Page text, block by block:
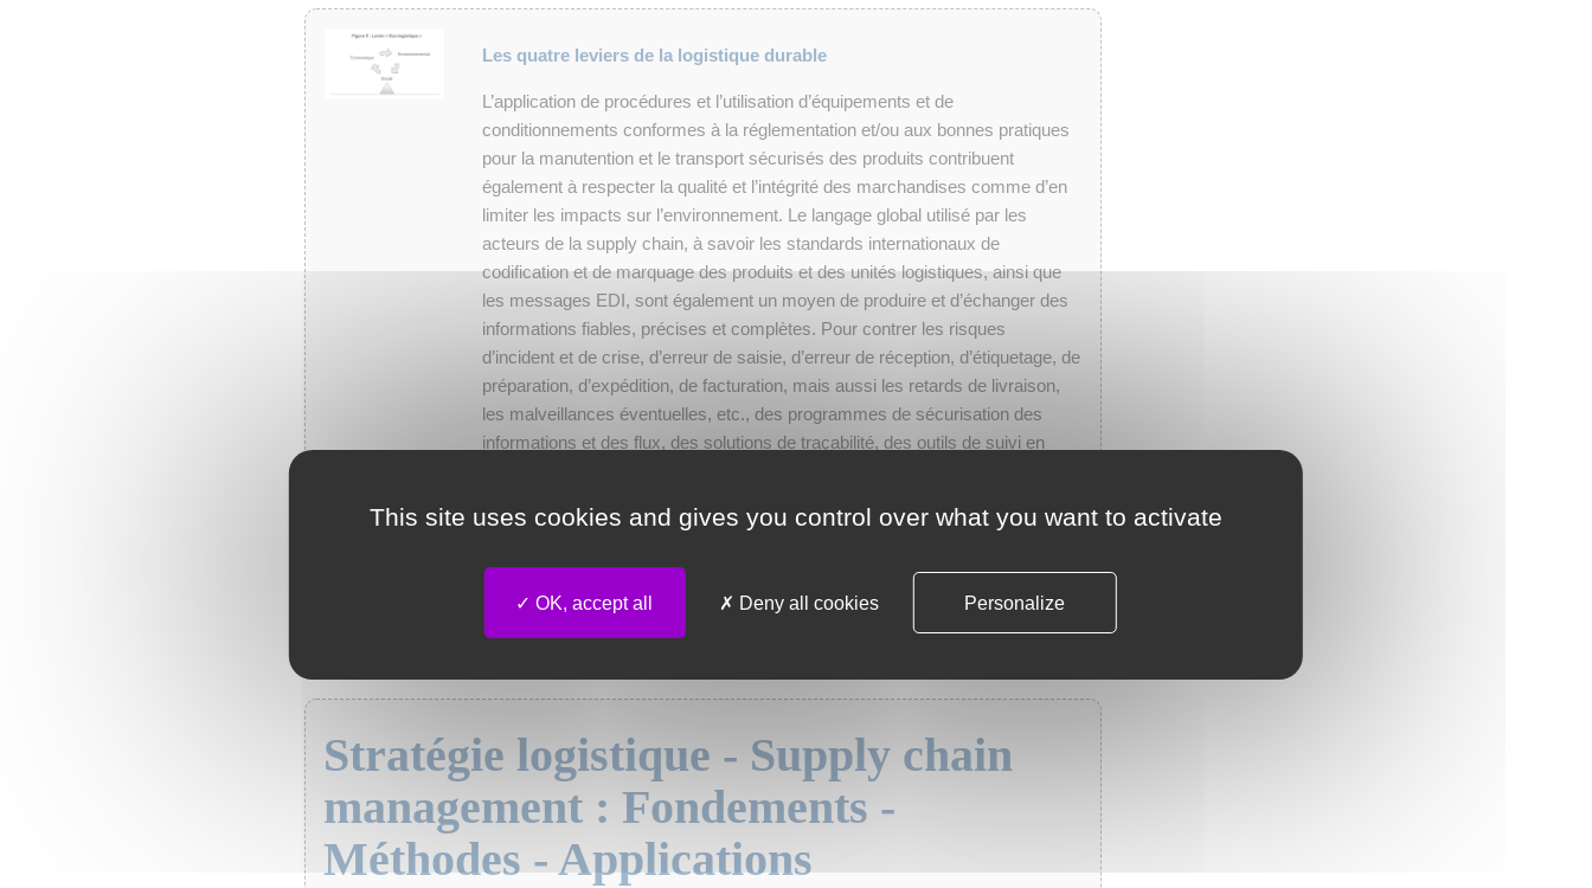
Les quatre leviers de la logistique durable
L’application de procédures et l’utilisation d’équipements et de
conditionnements conformes à la réglementation et/ou aux bonnes pratiques
pour la manutention et le transport sécurisés des produits contribuent
également à respecter la qualité et l’intégrité des marchandises comme d’en
limiter les impacts sur l’environnement. Le langage global utilisé par les
acteurs de la supply chain, à savoir les standards internationaux de
codification et de marquage des produits et des unités logistiques, ainsi que
les messages EDI, sont également un moyen de produire et d’échanger des
informations fiables, précises et complètes. Pour contrer les risques
d’incident et de crise, d’erreur de saisie, d’erreur de réception, d’étiquetage, de
préparation, d’expédition, de facturation, mais aussi les retards de livraison,
les malveillances éventuelles, etc., des programmes de sécurisation des
informations et des flux, des solutions de traçabilité, des outils de suivi en
ainsi que des systèmes de Supply Chain Event Management (SCEM) et de
Stratégie logistique - Supply chain
management : Fondements -
Méthodes - Applications
This site uses cookies and gives you control over what you want to activate
OK, accept all Deny all cookies Personalize